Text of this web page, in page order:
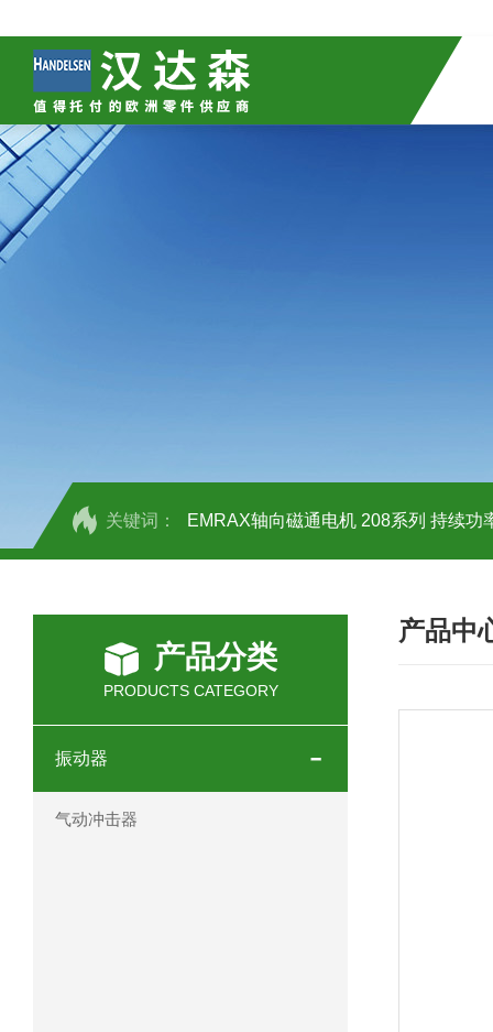
关键词： EMRAX轴向磁通电机 208系列 持续功
OEMER三相同步电机MTES 132SB/2
OEMER三相同步电机MTES 160MA/2
OEMER电机QLS 180M环保农业领域
产品分类
PRODUCTS CATEGORY
振动器
气动冲击器
产品中